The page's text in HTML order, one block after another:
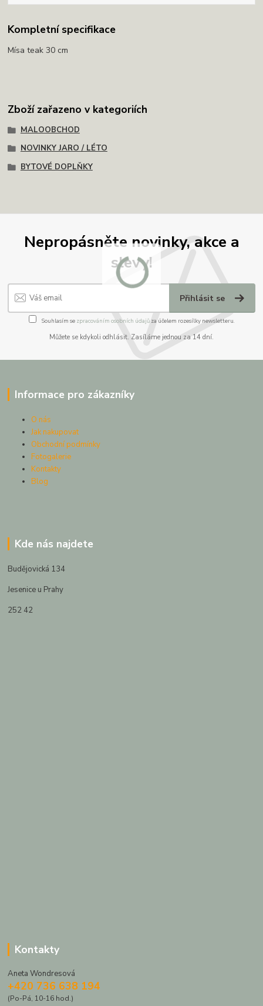
Kompletní specifikace
Mísa teak 30 cm
Zboží zařazeno v kategoriích
MALOOBCHOD
NOVINKY JARO / LÉTO
BYTOVÉ DOPLŇKY
Nepropásněte novinky, akce a
slevy!
Přihlásit se
Souhlasím se zpracováním osobních údajůza účelem rozesílky newsletteru.
Můžete se kdykoli odhlásit. Zasíláme jednou za 14 dní.
Informace pro zákazníky
O nás
Jak nakupovat
Obchodní podmínky
Fotogalerie
Kontakty
Blog
Kde nás najdete
Budějovická 134
Jesenice u Prahy
252 42
Kontakty
Aneta Wondresová
+420 736 638 194
(Po-Pá, 10-16 hod.)